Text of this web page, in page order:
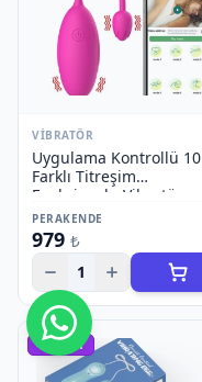
VIBRATÖR
Uygulama Kontrollü 10
Farklı Titreşim
Fonksiyonlu Vibratör
PERAKENDE
979 ₺
1
10 ADET
Bize Ulaşın